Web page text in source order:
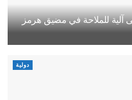
آلية للملاحة في مضيق هرمز
دولية